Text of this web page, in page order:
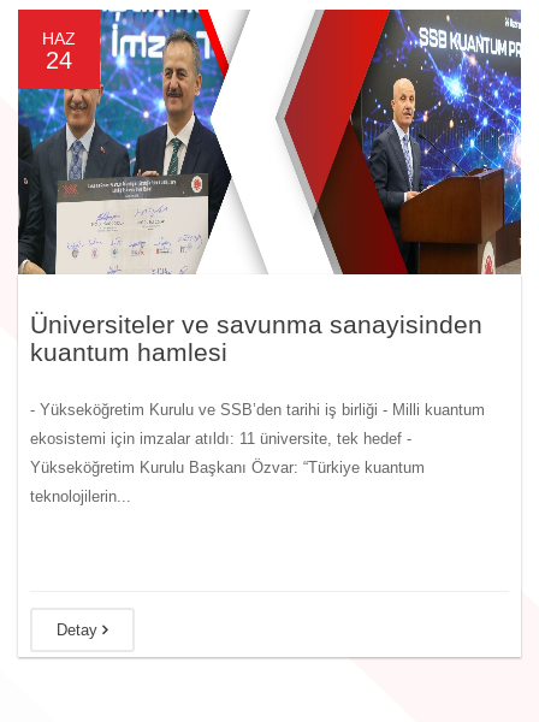
HAZ
24
Üniversiteler ve savunma sanayisinden
kuantum hamlesi
- Yükseköğretim Kurulu ve SSB’den tarihi iş birliği - Milli kuantum
ekosistemi için imzalar atıldı: 11 üniversite, tek hedef -
Yükseköğretim Kurulu Başkanı Özvar: “Türkiye kuantum
teknolojilerin...
Detay